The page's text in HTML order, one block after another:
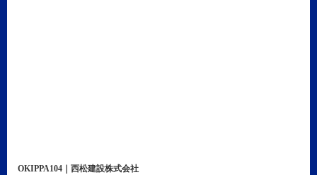
OKIPPA104｜西松建設株式会社